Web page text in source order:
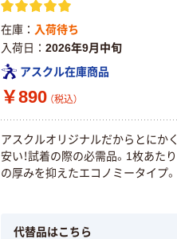
在庫
入荷待ち
入荷日
2026年9月中旬
アスクル在庫商品
￥890 （税込）
アスクルオリジナルだからとにかく
安い！試着の際の必需品。1枚あたり
の厚みを抑えたエコノミータイプ。
代替品はこちら
本気プライス